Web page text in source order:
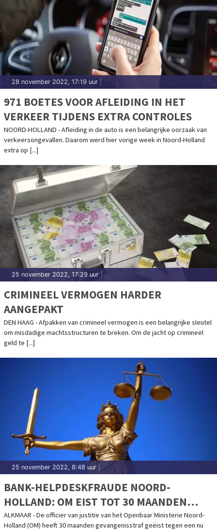
28 november 2022, 17:19 uur
971 BOETES VOOR AFLEIDING IN HET
VERKEER TIJDENS EXTRA CONTROLES
NOORD-HOLLAND - Afleiding in de auto is een belangrijke oorzaak van
verkeersongevallen. Daarom werd hier vorige week in Noord-Holland
extra op [...]
25 november 2022, 17:29 uur
CRIMINEEL VERMOGEN HARDER
AANGEPAKT
DEN HAAG - Afpakken van crimineel vermogen is een belangrijke sleutel
om misdadige machtsstructuren te breken. Om de jacht op crimineel
geld te [...]
25 november 2022, 8:48 uur
BANK-HELPDESKFRAUDE NOORD-
HOLLAND: OM EIST TOT 30 MAANDEN
CELSTRAF
ALKMAAR - De officier van justitie van het Openbaar Ministerie Noord-
Holland (OM) heeft 30 maanden gevangenisstraf geëist tegen een nu